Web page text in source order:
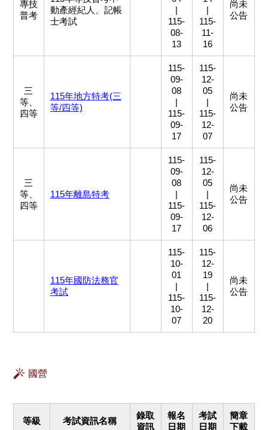
專技
普考
動產經紀人、記帳
士考試
|
115-
08-
13
|
115-
11-
16
尚未
公告
三
等、
四等
115年地方特考(三
等/四等)
115-
09-
08
|
115-
09-
17
115-
12-
05
|
115-
12-
07
尚未
公告
三
等、
四等
115年離島特考
115-
09-
08
|
115-
09-
17
115-
12-
05
|
115-
12-
06
尚未
公告
115年國防法務官
考試
115-
10-
01
|
115-
10-
07
115-
12-
19
|
115-
12-
20
尚未
公告
國營
等級 考試資訊名稱
錄取
資訊
報名
日期
考試
日期
簡章
下載